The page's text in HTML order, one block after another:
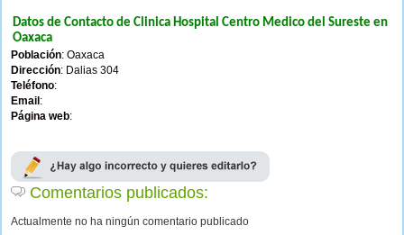
Datos de Contacto de Clinica Hospital Centro Medico del Sureste en
Oaxaca
Población: Oaxaca
Dirección: Dalias 304
Teléfono:
Email :
Página web:
Comentarios publicados:
Actualmente no ha ningún comentario publicado